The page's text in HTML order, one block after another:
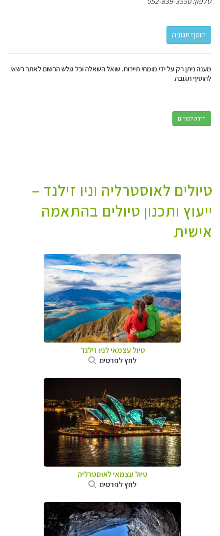
מענה ניתן רק על ידי מומחי תיירות. שואל השאלה וכל גולש הרשום לאתר רשאי
להוסיף תגובה.
חזרה לפורום
טיולים לאוסטרליה וניו זילנד –
ייעוץ ותכנון טיולים בהתאמה
אישית
טיול עצמאי לניו זילנד
לחץ לפרטים
טיול עצמאי לאוסטרליה
לחץ לפרטים